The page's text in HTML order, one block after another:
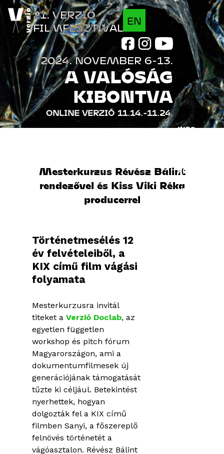
Jump to navigation
INFO
PROGRAM
VENDÉGEK
ONLINE VERZIÓ 11.14.-11.24.
A VALÓSÁG
KIBONTVA
EN
21. VERZIÓ
FILMFESZTIVÁL
2024. NOVEMBER 6-13.
Mesterkurzus Révész Bálint
rendezővel és Kiss Viki Réka
producerrel
Történetmesélés 12
év felvételeiből, a
KIX című film vágási
folyamata
Mesterkurzusra invitál
titeket a Verzió Doclab, az
egyetlen független
workshop és pitch fórum
Magyarországon, ami a
dokumentumfilmesek új
generációjának támogatását
tűzte ki céljául. Betekintést
nyerhettek, hogyan
dolgozták fel a KIX című
filmben Sanyi, a főszereplő
felnövés történetét a
vágóasztalon. Révész Bálint